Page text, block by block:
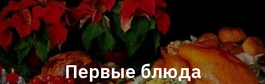
Первые блюда